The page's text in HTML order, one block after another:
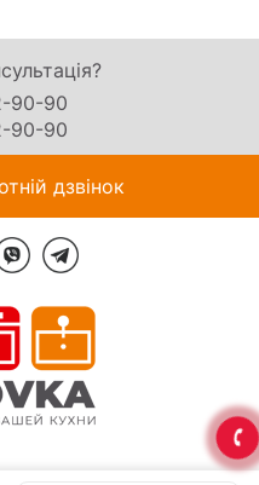
90-90
90-90
дзвінок